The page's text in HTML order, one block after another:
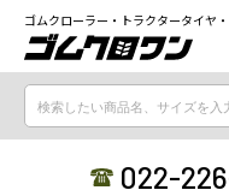
ゴムクローラー・トラクタータイヤ
022-